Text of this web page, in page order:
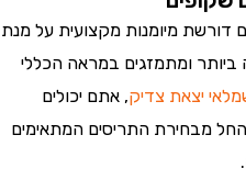
מיומנות מקצועית על מנת
ומתמזגים במראה הכללי
צדיק , אתם יכולים
התריסים המתאימים